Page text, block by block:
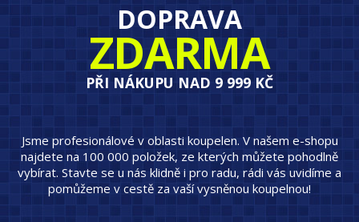
DOPRAVA
ZDARMA
PŘI NÁKUPU NAD 9 999 KČ
Jsme profesionálové v oblasti koupelen. V našem e-shopu
najdete na 100 000 položek, ze kterých můžete pohodlně
vybírat. Stavte se u nás klidně i pro radu, rádi vás uvidíme a
pomůžeme v cestě za vaší vysněnou koupelnou!